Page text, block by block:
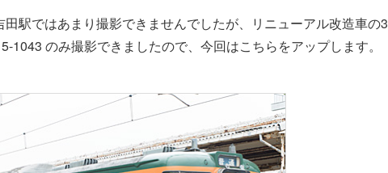
駅ではあまり撮影できませんでしたが、リニューアル改造車の3
1043 のみ撮影できましたので、今回はこちらをアップします。